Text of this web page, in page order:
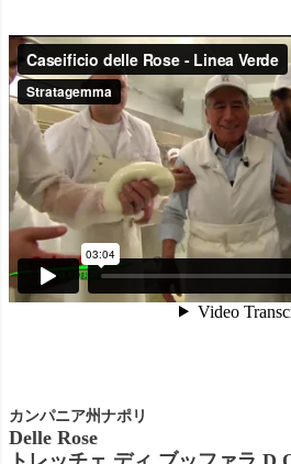
カンパニア州ナポリ
Delle Rose